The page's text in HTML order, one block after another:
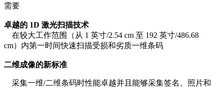
需要
卓越的 1D 激光扫描技术
在较大工作范围（从 1 英寸/2.54 cm 至 192 英寸/486.68
cm）内第一时间快速扫描受损和劣质一维条码
二维成像的新标准
采集一维/二维条码时性能卓越并且能够采集签名、照片和